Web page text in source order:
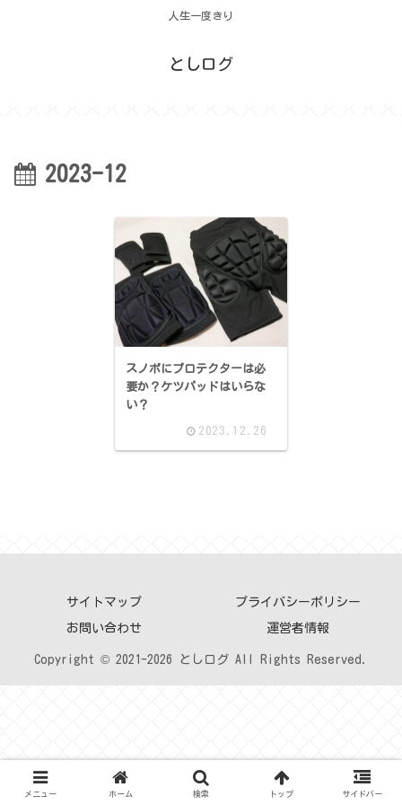
人生一度きり
としログ
2023-12
スノボにプロテクターは必
要か？ケツパッドはいらな
い？
2023.12.26
サイトマップ プライバシーポリシー
お問い合わせ 運営者情報
Copyright © 2021-2026 としログ All Rights Reserved.
メニュー ホーム 検索 トップ サイドバー